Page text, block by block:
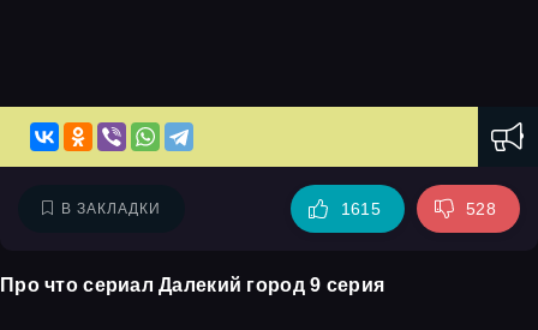
В ЗАКЛАДКИ 1615 528
Про что сериал Далекий город 9 серия